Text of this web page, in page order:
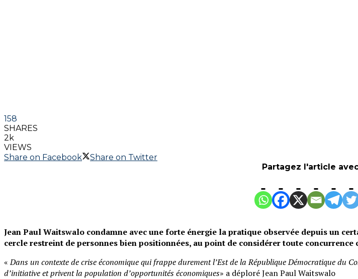
158
SHARES
2k
VIEWS
Share on Facebook
Share on Twitter
Partagez l'article
Jean Paul Waitswalo condamne avec une forte énergie la pratique observée depuis un
cercle restreint de personnes bien positionnées, au point de considérer toute
«Dans un contexte de crise économique qui frappe durement l’Est de la République Démocratique du
d’initiative et privent la population d’opportunités économiques» a déploré Jean Paul Waitswalo